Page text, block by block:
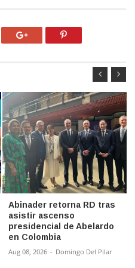
Abinader retorna RD tras
asistir ascenso
presidencial de Abelardo
en Colombia
Aug 08, 2026 - Domingo Del Pilar